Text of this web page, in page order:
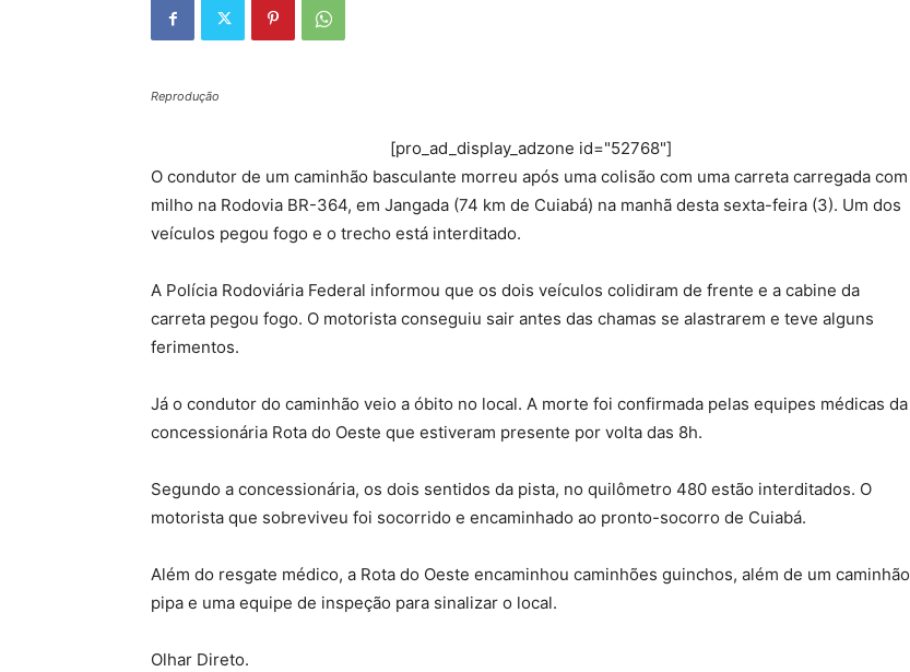
Reprodução
[pro_ad_display_adzone id="52768"]
O condutor de um caminhão basculante morreu após uma colisão com uma carreta carregada com
milho na Rodovia BR-364, em Jangada (74 km de Cuiabá) na manhã desta sexta-feira (3). Um dos
veículos pegou fogo e o trecho está interditado.
A Polícia Rodoviária Federal informou que os dois veículos colidiram de frente e a cabine da
carreta pegou fogo. O motorista conseguiu sair antes das chamas se alastrarem e teve alguns
ferimentos.
Já o condutor do caminhão veio a óbito no local. A morte foi confirmada pelas equipes médicas da
concessionária Rota do Oeste que estiveram presente por volta das 8h.
Segundo a concessionária, os dois sentidos da pista, no quilômetro 480 estão interditados. O
motorista que sobreviveu foi socorrido e encaminhado ao pronto-socorro de Cuiabá.
Além do resgate médico, a Rota do Oeste encaminhou caminhões guinchos, além de um caminhão
pipa e uma equipe de inspeção para sinalizar o local.
Olhar Direto.